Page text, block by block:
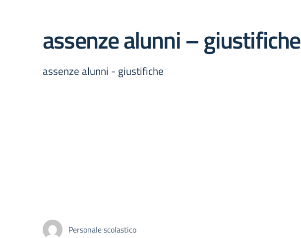
assenze alunni – giustifiche
assenze alunni - giustifiche
Personale scolastico